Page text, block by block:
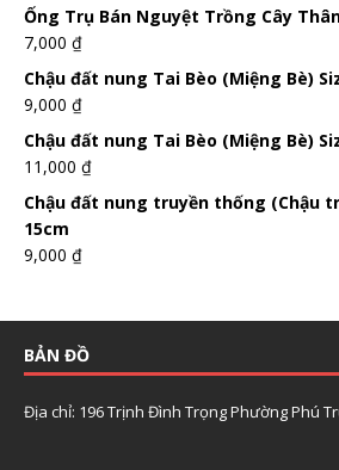
Ống Trụ Bán Nguyệt Trồng Cây
7,000 ₫
Chậu đất nung Tai Bèo (Miệng Bè)
9,000 ₫
Chậu đất nung Tai Bèo (Miệng Bè)
11,000 ₫
Chậu đất nung truyền thống (Chậu
15cm
9,000 ₫
BẢN ĐỒ
Địa chỉ: 196 Trịnh Đình Trọng Phường Phú